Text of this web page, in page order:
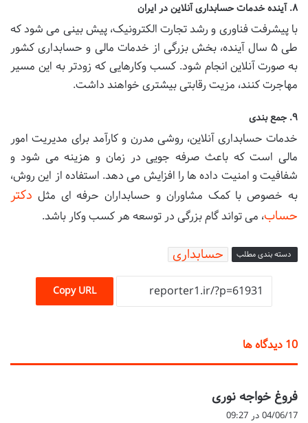
۸. آینده خدمات حسابداری آنلاین در ایران
با پیشرفت فناوری و رشد تجارت الکترونیک، پیش بینی می شود که
طی ۵ سال آینده، بخش بزرگی از خدمات مالی و حسابداری کشور
به صورت آنلاین انجام شود. کسب وکارهایی که زودتر به این مسیر
مهاجرت کنند، مزیت رقابتی بیشتری خواهند داشت.
۹. جمع بندی
خدمات حسابداری آنلاین، روشی مدرن و کارآمد برای مدیریت امور
مالی است که باعث صرفه جویی در زمان و هزینه می شود و
شفافیت و امنیت داده ها را افزایش می دهد. استفاده از این روش،
به خصوص با کمک مشاوران و حسابداران حرفه ای مثل دکتر
حساب، می تواند گام بزرگی در توسعه هر کسب وکار باشد.
دسته بندی مطلب حسابداری
Copy URL
‫10 دیدگاه ها
فروغ خواجه نوری
04/06/17 در 09:27